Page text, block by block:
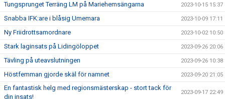
Tungsprunget Terräng LM på Mariehemsängarna 2023-10-15 15:37
Snabba IFK:are i blåsig Umemara 2023-10-09 17:11
Ny Friidrottsamordnare 2023-10-02 10:50
Stark laginsats på Lidingöloppet 2023-09-26 20:06
Tävling på uteavslutningen 2023-09-26 10:38
Höstfemman gjorde skäl för namnet 2023-09-20 21:05
En fantastisk helg med regionsmästerskap - stort tack för
din insats!
2023-09-17 22:49